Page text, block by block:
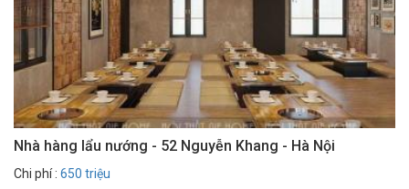
Nhà hàng lẩu nướng - 52 Nguyễn Khang - Hà Nội
Chi phí : 650 triệu